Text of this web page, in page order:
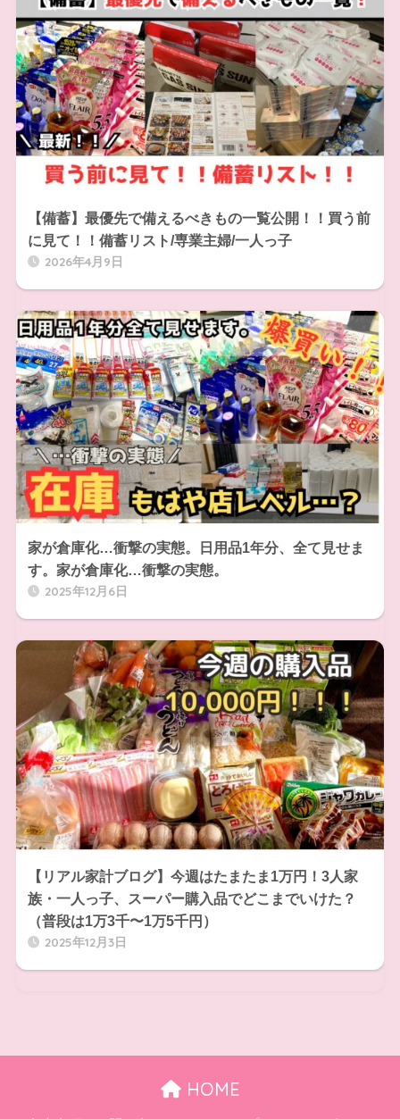
【備蓄】最優先で備えるべきもの一覧公開！！買う前
に見て！！備蓄リスト/専業主婦/一人っ子
2026年4月9日
家が倉庫化…衝撃の実態。日用品1年分、全て見せま
す。家が倉庫化…衝撃の実態。
2025年12月6日
【リアル家計ブログ】今週はたまたま1万円！3人家
族・一人っ子、スーパー購入品でどこまでいけた？
（普段は1万3千〜1万5千円）
2025年12月3日
HOME